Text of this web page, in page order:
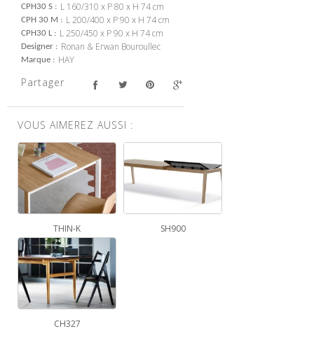
CPH30 S L 160/310 x P 80 x H 74 cm
CPH 30 M L 200/400 x P 90 x H 74 cm
CPH30 L L 250/450 x P 90 x H 74 cm
Designer Ronan & Erwan Bouroullec
Marque HAY
Partager
VOUS AIMEREZ AUSSI :
THIN-K SH900
CH327